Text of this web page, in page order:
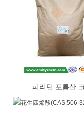
피리딘 포름산
(CAS:14639-